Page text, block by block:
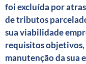
foi excluída por
de tributos
sua viabilidade
requisitos objetivos,
manutenção da sua